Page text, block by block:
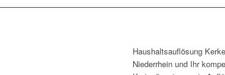
Haushaltsauflösung
Niederrhein und Ihr